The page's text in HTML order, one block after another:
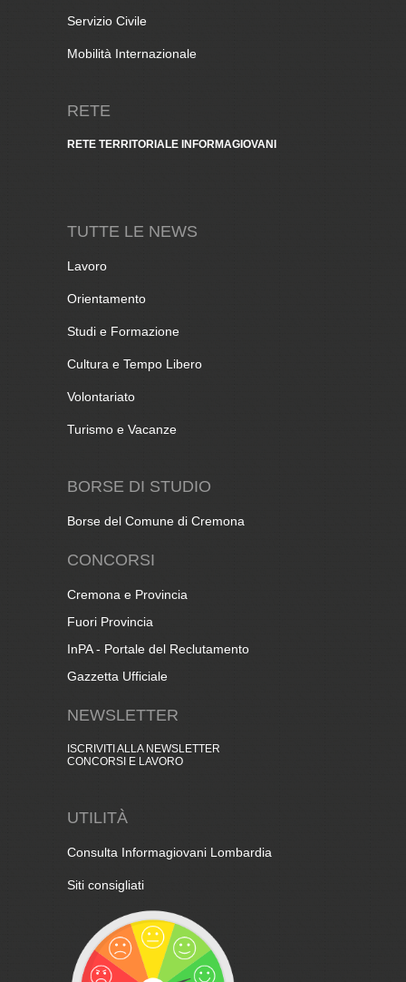
Servizio Civile
Mobilità Internazionale
RETE
RETE TERRITORIALE INFORMAGIOVANI
TUTTE LE NEWS
Lavoro
Orientamento
Studi e Formazione
Cultura e Tempo Libero
Volontariato
Turismo e Vacanze
BORSE DI STUDIO
Borse del Comune di Cremona
CONCORSI
Cremona e Provincia
Fuori Provincia
InPA - Portale del Reclutamento
Gazzetta Ufficiale
NEWSLETTER
ISCRIVITI ALLA NEWSLETTER
CONCORSI E LAVORO
UTILITÀ
Consulta Informagiovani Lombardia
Siti consigliati